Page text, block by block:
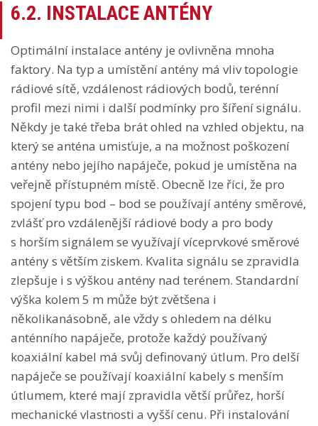
6.2. INSTALACE ANTÉNY
Optimální instalace antény je ovlivněna mnoha
faktory. Na typ a umístění antény má vliv topologie
rádiové sítě, vzdálenost rádiových bodů, terénní
profil mezi nimi i další podmínky pro šíření signálu.
Někdy je také třeba brát ohled na vzhled objektu, na
který se anténa umisťuje, a na možnost poškození
antény nebo jejího napáječe, pokud je umístěna na
veřejně přístupném místě. Obecně lze říci, že pro
spojení typu bod – bod se používají antény směrové,
zvlášť pro vzdálenější rádiové body a pro body
s horším signálem se využívají víceprvkové směrové
antény s větším ziskem. Kvalita signálu se zpravidla
zlepšuje i s výškou antény nad terénem. Standardní
výška kolem 5 m může být zvětšena i
několikanásobně, ale vždy s ohledem na délku
anténního napáječe, protože každý používaný
koaxiální kabel má svůj definovaný útlum. Pro delší
napáječe se používají koaxiální kabely s menším
útlumem, které mají zpravidla větší průřez, horší
mechanické vlastnosti a vyšší cenu. Při instalování